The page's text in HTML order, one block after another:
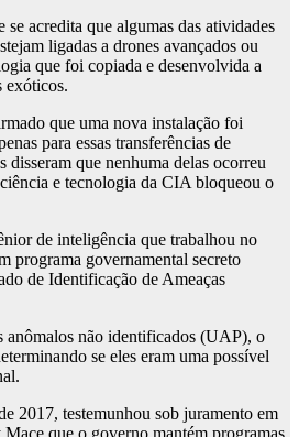
acredita que algumas das atividades
ligadas a drones avançados ou
que foi copiada e desenvolvida a
exóticos.
que uma nova instalação foi
para essas transferências de
que nenhuma delas ocorreu
e tecnologia da CIA bloqueou o
de inteligência que trabalhou no
programa governamental secreto
de Identificação de Ameaças
anômalos não identificados (UAP), o
se eles eram uma possível
2017, testemunhou sob juramento em